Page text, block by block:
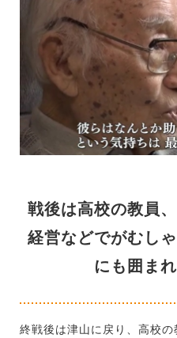
戦後は高校の教員
経営などでがむし
にも囲ま
終戦後は津山に戻り、高校